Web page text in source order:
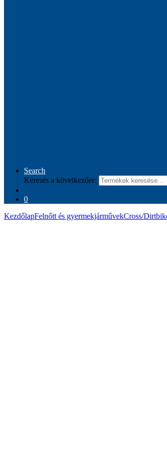
Search
Keresés a következőre:
0
KezdőlapFelnőtt és gyermekjárművekCross/